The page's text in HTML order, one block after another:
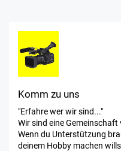
Komm zu uns
"Erfahre wer wir sind..."
Wir sind eine
Wenn du Unterstützung
deinem Hobby machen